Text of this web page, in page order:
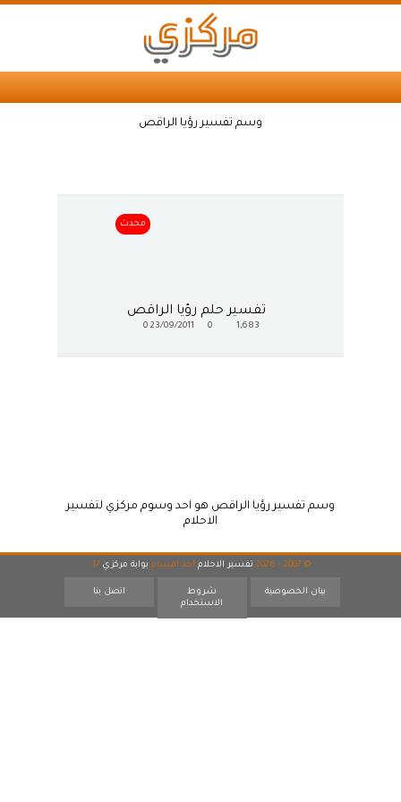
وسم تفسير رؤيا الراقص
محدث
تفسير حلم رؤيا الراقص
1,683
23/09/2011
0
وسم تفسير رؤيا الراقص هو احد وسوم مركزي لتفسير
الاحلام
© 2007 - 2026 تفسير الاحلام احد اقسام بوابة مركزي 17
بيان الخصوصية
شروط
الاستخدام
اتصل بنا